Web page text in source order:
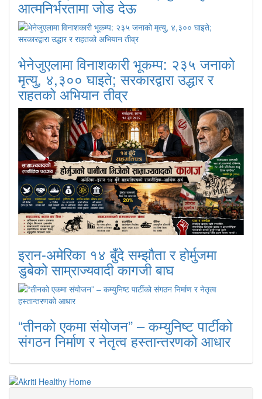
आत्मनिर्भरतामा जोड देऊ
भेनेजुएलामा विनाशकारी भूकम्प: २३५ जनाको
मृत्यु, ४,३०० घाइते; सरकारद्वारा उद्धार र
राहतको अभियान तीव्र
इरान-अमेरिका १४ बुँदे सम्झौता र होर्मुजमा
डुबेको साम्राज्यवादी कागजी बाघ
“तीनको एकमा संयोजन” – कम्युनिष्ट पार्टीको
संगठन निर्माण र नेतृत्व हस्तान्तरणको आधार